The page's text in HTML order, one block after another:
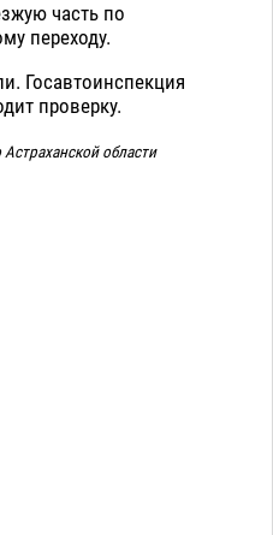
часть по
переходу.
Госавтоинспекция
проверку.
области